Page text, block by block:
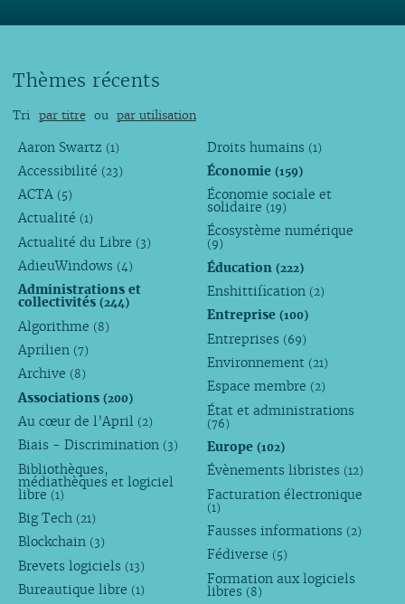
Thèmes récents
Tri par titre ou par utilisation
Aaron Swartz (1)
Accessibilité (23)
ACTA (5)
Actualité (1)
Actualité du Libre (3)
AdieuWindows (4)
Administrations et
collectivités (244)
Algorithme (8)
Aprilien (7)
Archive (8)
Associations (200)
Au cœur de l’April (2)
Biais - Discrimination (3)
Bibliothèques,
médiathèques et logiciel
libre (1)
Big Tech (21)
Blockchain (3)
Brevets logiciels (13)
Bureautique libre (1)
Droits humains (1)
Économie(159)
Économie sociale et
solidaire (19)
Écosystème numérique
(9)
Éducation(222)
Enshittification (2)
Entreprise(100)
Entreprises (69)
Environnement (21)
Espace membre (2)
État et administrations
(76)
Europe(102)
Évènements libristes (12)
Facturation électronique
(1)
Fausses informations (2)
Fédiverse (5)
Formation aux logiciels
libres (8)